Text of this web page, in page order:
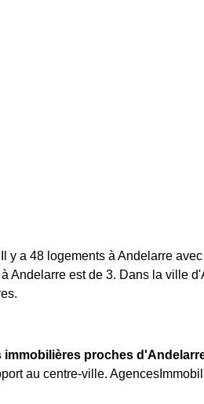
y a 48 logements à Andelarre
Andelarre est de 3. Dans la ville
immobilières proches
au centre-ville.